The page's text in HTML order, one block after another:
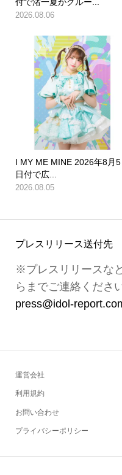
2026.08.06
I MY ME MINE 2026年8月5
日付で広...
2026.08.05
プレスリリース送付先
※プレスリリースな
らまでご連絡ください
press@idol-
運営会社
利用規約
お問い合わせ
プライバシーポリシー